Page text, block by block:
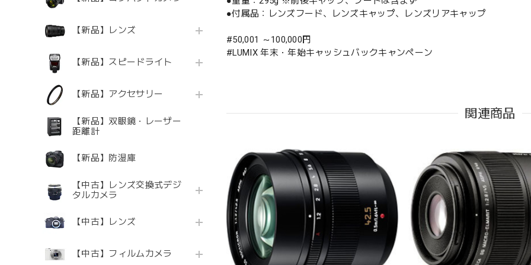
【新品】レンズ
【新品】スピードライト
【新品】アクセサリー
【新品】双眼鏡・レーザー
距離計
【新品】防湿庫
【中古】レンズ交換式デジ
タルカメラ
【中古】レンズ
【中古】フィルムカメラ
●付属品：レンズフード、レンズキャップ、レンズリアキャップ
#50,001 ～100,000円
#LUMIX 年末・年始キャッシュバックキャンペーン
関連商品